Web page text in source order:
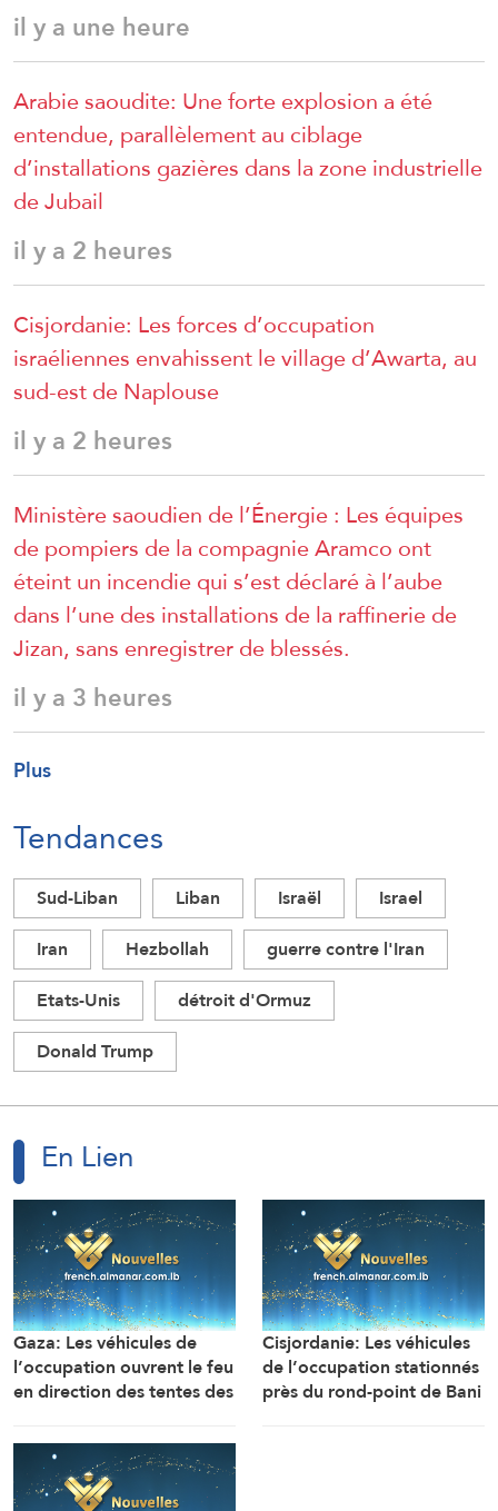
il y a une heure
Arabie saoudite: Une forte explosion a été
entendue, parallèlement au ciblage
d’installations gazières dans la zone industrielle
de Jubail
il y a 2 heures
Cisjordanie: Les forces d’occupation
israéliennes envahissent le village d’Awarta, au
sud-est de Naplouse
il y a 2 heures
Ministère saoudien de l’Énergie : Les équipes
de pompiers de la compagnie Aramco ont
éteint un incendie qui s’est déclaré à l’aube
dans l’une des installations de la raffinerie de
Jizan, sans enregistrer de blessés.
il y a 3 heures
Plus
Tendances
Sud-Liban Liban Israël
Israel
Iran
Hezbollah
guerre contre l'Iran
Etats-Unis
détroit d'Ormuz
Donald Trump
En Lien
Gaza: Les véhicules de
l’occupation ouvrent le feu
en direction des tentes des
Mawasi Rafah
Cisjordanie: Les véhicules
de l’occupation stationnés
près du rond-point de Bani